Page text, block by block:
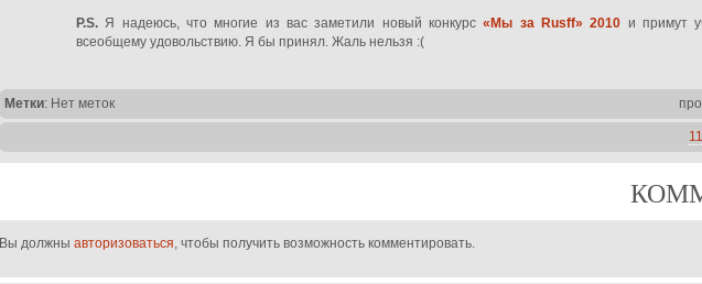
P.S.Я надеюсь, что многие из вас заметили новый конкурс«Мы за Rusff» 2010 и примут
всеобщему удовольствию. Я бы принял. Жаль нельзя :(
Метки: Нет меток
Вы должны авторизоваться, чтобы получить возможность комментировать.